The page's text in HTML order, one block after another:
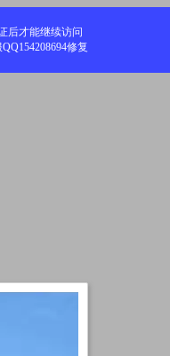
后才能继续访问
修复